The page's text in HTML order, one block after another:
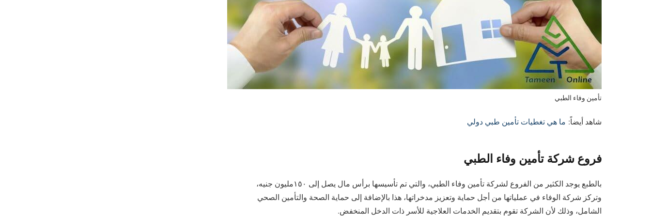
تأمين وفاء الطبي
شاهد أيضاً: ما هي تغطيات تأمين طبي دولي
فروع شركة تأمين وفاء الطبي
بالطبع يوجد الكثير من الفروع لشركة تأمين وفاء الطبي، والتي تم تأسيسها برأس مال يصل إلى ١٥٠مليون جنيه،
وتركز شركة الوفاء في عملياتها من أجل حماية وتعزيز مدخراتها، هذا بالإضافة إلى حماية الصحة والتأمين الصحي
الشامل، وذلك لأن الشركة تقوم بتقديم الخدمات العلاجية للأسر ذات الدخل المنخفض.